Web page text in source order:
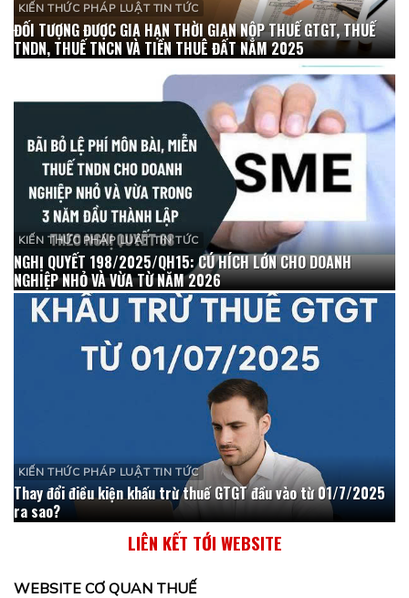
KIẾN THỨC PHÁP LUẬT TIN TỨC
ĐỐI TƯỢNG ĐƯỢC GIA HẠN THỜI GIAN NỘP THUẾ GTGT, THUẾ
TNDN, THUẾ TNCN VÀ TIỀN THUÊ ĐẤT NĂM 2025
KIẾN THỨC PHÁP LUẬT TIN TỨC
NGHỊ QUYẾT 198/2025/QH15: CÚ HÍCH LỚN CHO DOANH
NGHIỆP NHỎ VÀ VỪA TỪ NĂM 2026
KIẾN THỨC PHÁP LUẬT TIN TỨC
Thay đổi điều kiện khấu trừ thuế GTGT đầu vào từ 01/7/2025
ra sao?
LIÊN KẾT TỚI WEBSITE
WEBSITE CƠ QUAN THUẾ